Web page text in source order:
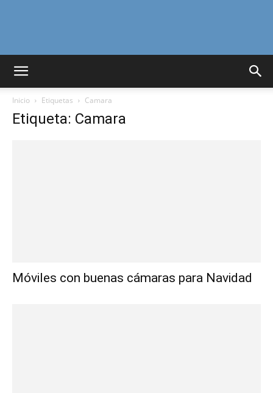
Curiosidades
Inicio Etiquetas Camara
Etiqueta: Camara
Móviles con buenas cámaras para Navidad